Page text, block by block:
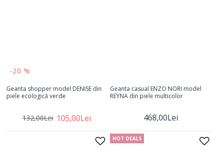
-20 %
Geanta shopper model DENISE din
piele ecologică verde
105,00Lei
132,00Lei
Geanta casual ENZO NORI model
REYNA din piele multicolor
468,00Lei
HOT DEALS